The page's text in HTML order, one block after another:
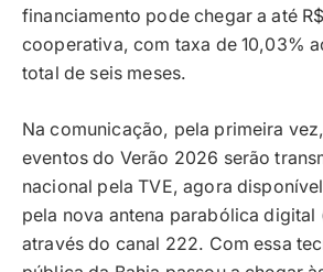
financiamento pode chegar a até
cooperativa, com taxa de 10,03%
total de seis meses.
Na comunicação, pela primeira
eventos do Verão 2026 serão
nacional pela TVE, agora
pela nova antena parabólica digital
através do canal 222. Com essa